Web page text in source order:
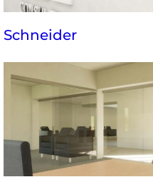
Schneider